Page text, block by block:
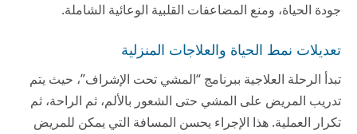
جودة الحياة، ومنع المضاعفات القلبية الوعائية الشاملة.
تعديلات نمط الحياة والعلاجات المنزلية
تبدأ الرحلة العلاجية ببرنامج “المشي تحت الإشراف”، حيث يتم
تدريب المريض على المشي حتى الشعور بالألم، ثم الراحة، ثم
تكرار العملية. هذا الإجراء يحسن المسافة التي يمكن للمريض